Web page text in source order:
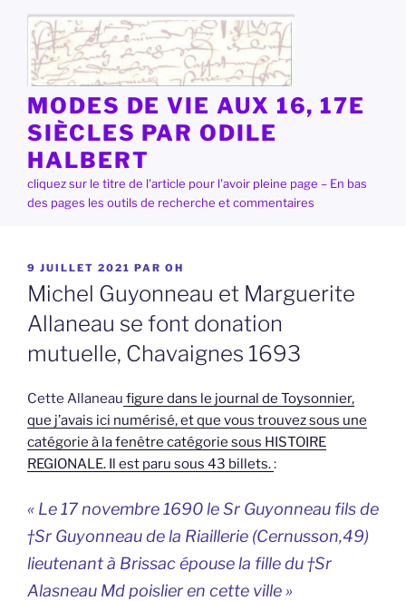
contenu
principal
MODES DE VIE AUX 16, 17E
SIÈCLES PAR ODILE
HALBERT
cliquez sur le titre de l'article pour l'avoir pleine page – En bas
des pages les outils de recherche et commentaires
PUBLIÉ
LE
9 JUILLET 2021 PAR OH
Michel Guyonneau et Marguerite
Allaneau se font donation
mutuelle, Chavaignes 1693
Cette Allaneau figure dans le journal de Toysonnier,
que j’avais ici numérisé, et que vous trouvez sous une
catégorie à la fenêtre catégorie sous HISTOIRE
REGIONALE. Il est paru sous 43 billets.:
« Le 17 novembre 1690 le Sr Guyonneau fils de
†Sr Guyonneau de la Riaillerie (Cernusson,49)
lieutenant à Brissac épouse la fille du †Sr
Alasneau Md poislier en cette ville »